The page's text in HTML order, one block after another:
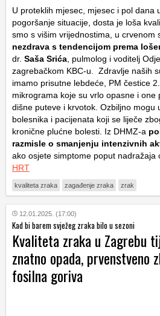
U proteklih mjesec, mjesec i pol dana
pogoršanje situacije, dosta je loša
smo s višim vrijednostima, u crvenom
nezdrava s tendencijom prema
dr. Saša Srića, pulmolog i voditelj
zagrebačkom KBC-u. Zdravlje naših
imamo prisutne lebdeće, PM čestice
mikrograma koje su vrlo opasne i one
dišne puteve i krvotok. Ozbiljno mogu
bolesnika i pacijenata koji se liječe
kronične plućne bolesti. Iz DHMZ-a
razmisle o smanjenju intenzivnih
ako osjete simptome poput nadražaja
HRT
kvaliteta zraka zagađenje zraka zrak
12.01.2025. (17:00)
Kad bi barem svježeg zraka bilo u sezoni
Kvaliteta zraka u Zagrebu
znatno opada, prvenstveno
fosilna goriva